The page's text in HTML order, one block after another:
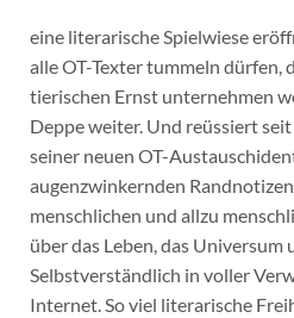
eine literarische Spielwiese
alle OT-Texter tummeln dürfen,
tierischen Ernst unternehmen
Deppe weiter. Und reüssiert
seiner neuen OT-
augenzwinkernden
menschlichen und allzu
über das Leben, das Universum
Selbstverständlich in voller
Internet. So viel literarische